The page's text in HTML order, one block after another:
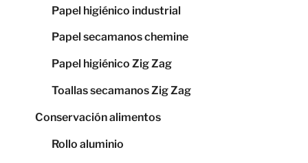
Papel higiénico industrial
Papel secamanos chemine
Papel higiénico Zig Zag
Toallas secamanos Zig Zag
Conservación alimentos
Rollo aluminio